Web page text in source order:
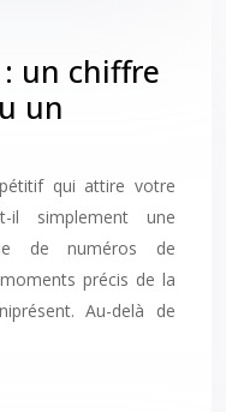
un chiffre
un
qui attire votre
il simplement une
de numéros de
précis de la
Au-delà de